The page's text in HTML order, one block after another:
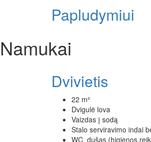
Papludymiui
Namukai
Dvivietis
22 m²
Dvigulė lova
Vaizdas į sodą
Stalo serviravimo indai
WC, dušas (higienos